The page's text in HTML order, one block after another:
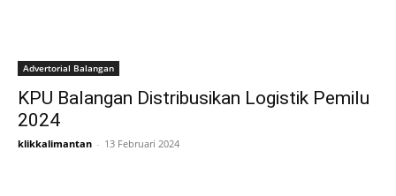
Advertorial Balangan
KPU Balangan Distribusikan Logistik Pemilu
2024
klikkalimantan - 13 Februari 2024